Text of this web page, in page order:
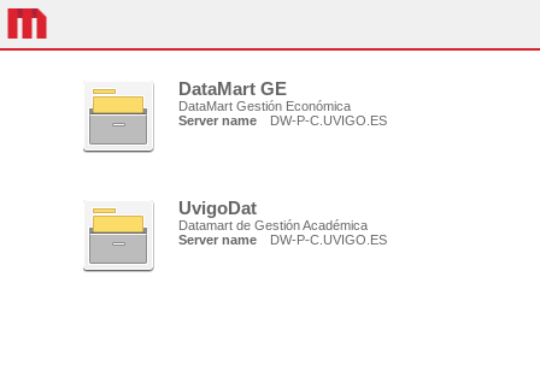
DataMart GE
DataMart Gestión Económica
Server name
DW-P-C.UVIGO.ES
UvigoDat
Datamart de Gestión Académica
Server name
DW-P-C.UVIGO.ES